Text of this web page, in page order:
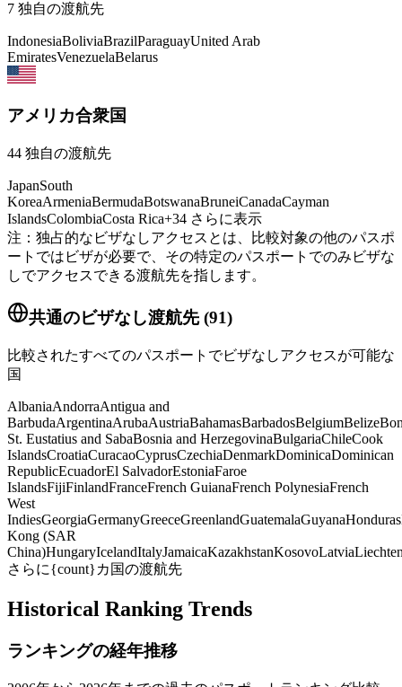
7 独自の渡航先
IndonesiaBoliviaBrazilParaguayUnited Arab
EmiratesVenezuelaBelarus
アメリカ合衆国
44 独自の渡航先
JapanSouth
KoreaArmeniaBermudaBotswanaBruneiCanadaCayman
IslandsColombiaCosta Rica+34 さらに表示
注：独占的なビザなしアクセスとは、比較対象の他のパスポ
ートではビザが必要で、その特定のパスポートでのみビザな
しでアクセスできる渡航先を指します。
共通のビザなし渡航先(91)
比較されたすべてのパスポートでビザなしアクセスが可能な
国
AlbaniaAndorraAntigua and
BarbudaArgentinaArubaAustriaBahamasBarbadosBelgiumBelize
St. Eustatius and SabaBosnia and HerzegovinaBulgariaChileCook
IslandsCroatiaCuracaoCyprusCzechiaDenmarkDominicaDominican
RepublicEcuadorEl SalvadorEstoniaFaroe
IslandsFijiFinlandFranceFrench GuianaFrench PolynesiaFrench
West
IndiesGeorgiaGermanyGreeceGreenlandGuatemalaGuyanaHonduras
Kong (SAR
China)HungaryIcelandItalyJamaicaKazakhstanKosovoLatvia
さらに{count}カ国の渡航先
Historical Ranking Trends
ランキングの経年推移